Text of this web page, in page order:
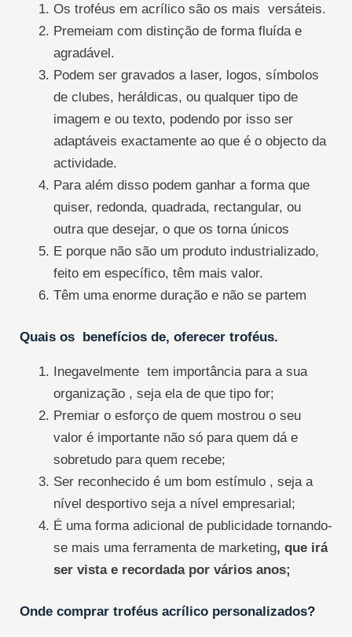
Os troféus em acrílico são os mais versáteis.
Premeiam com distinção de forma fluída e
agradável.
Podem ser gravados a laser, logos, símbolos
de clubes, heráldicas, ou qualquer tipo de
imagem e ou texto, podendo por isso ser
adaptáveis exactamente ao que é o objecto da
actividade.
Para além disso podem ganhar a forma que
quiser, redonda, quadrada, rectangular, ou
outra que desejar, o que os torna únicos
E porque não são um produto industrializado,
feito em específico, têm mais valor.
Têm uma enorme duração e não se partem
Quais os benefícios de, oferecer troféus.
Inegavelmente tem importância para a sua
organização , seja ela de que tipo for;
Premiar o esforço de quem mostrou o seu
valor é importante não só para quem dá e
sobretudo para quem recebe;
Ser reconhecido é um bom estímulo , seja a
nível desportivo seja a nível empresarial;
É uma forma adicional de publicidade tornando-
se mais uma ferramenta de marketing, que irá
ser vista e recordada por vários anos;
Onde comprar troféus acrílico personalizados?